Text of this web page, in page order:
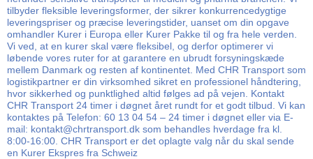
tilbyder fleksible leveringsformer, der sikrer konkurrencedygtige
leveringspriser og præcise leveringstider, uanset om din opgave
omhandler Kurer i Europa eller Kurer Pakke til og fra hele verden.
Vi ved, at en kurer skal være fleksibel, og derfor optimerer vi
løbende vores ruter for at garantere en ubrudt forsyningskæde
mellem Danmark og resten af kontinentet. Med CHR Transport som
logistikpartner er din virksomhed sikret en professionel håndtering,
hvor sikkerhed og punktlighed altid følges ad på vejen. Kontakt
CHR Transport 24 timer i døgnet året rundt for et godt tilbud. Vi kan
kontaktes på Telefon: 60 13 04 54 – 24 timer i døgnet eller via E-
mail: kontakt@chrtransport.dk som behandles hverdage fra kl.
8:00-16:00. CHR Transport er det oplagte valg når du skal sende
en Kurer Ekspres fra Schweiz